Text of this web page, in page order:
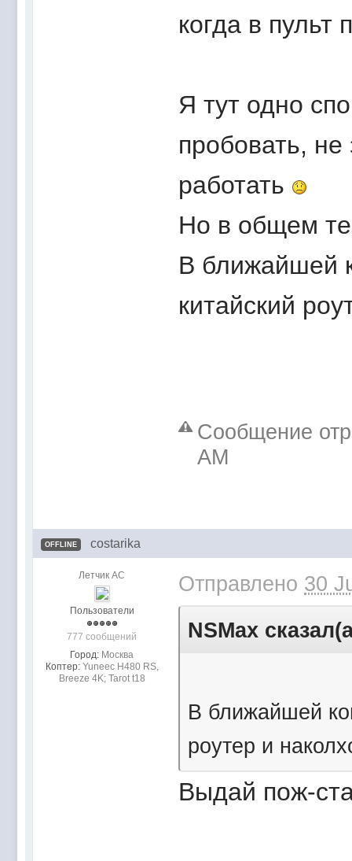
когда в пульт
Я тут одно
пробовать,
работать
Но в общем
В ближайшей
китайский
Сообщение
AM
OFFLINE costarika
Летчик АС
Пользователи
777 сообщений
Город: Москва
Коптер: Yuneec H480 RS,
Breeze 4K; Tarot t18
Отправлено 30
NSMax
В ближайшей
роутер и
Выдай пож-